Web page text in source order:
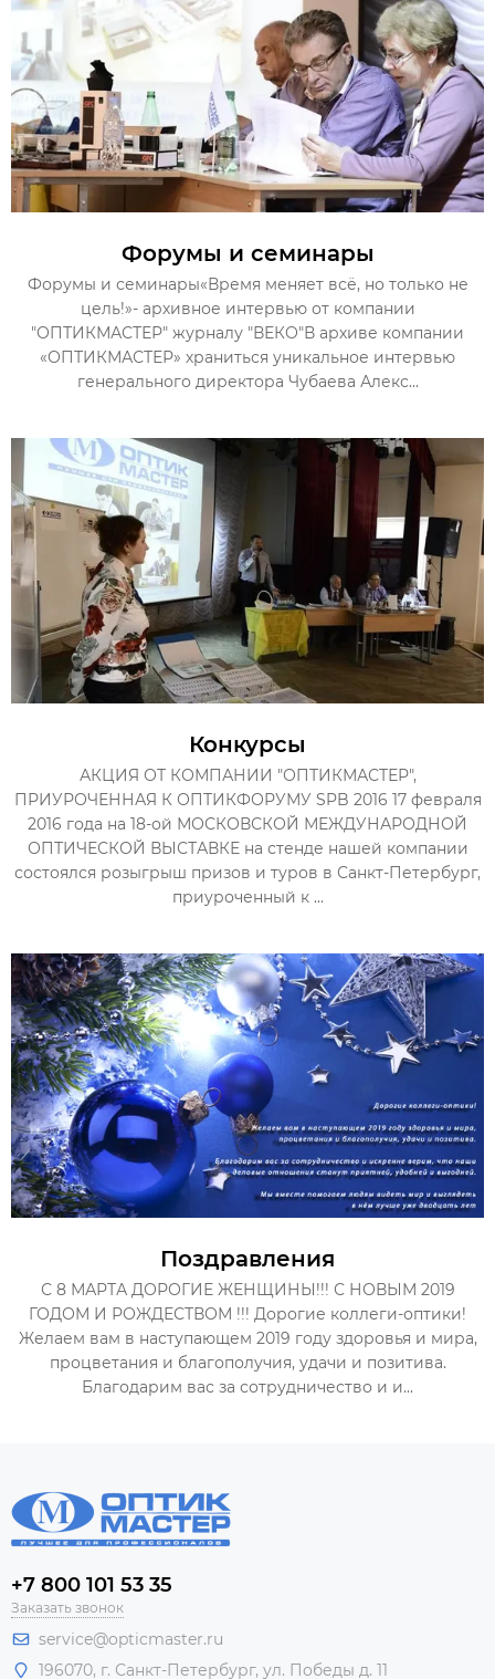
Форумы и семинары
Форумы и семинары«Время меняет всё, но только не
цель!»- архивное интервью от компании
"ОПТИКМАСТЕР" журналу "ВЕКО"В архиве компании
«ОПТИКМАСТЕР» храниться уникальное интервью
генерального директора Чубаева Алекс...
Конкурсы
АКЦИЯ ОТ КОМПАНИИ "ОПТИКМАСТЕР",
ПРИУРОЧЕННАЯ К ОПТИКФОРУМУ SPB 2016 17 февраля
2016 года на 18-ой МОСКОВСКОЙ МЕЖДУНАРОДНОЙ
ОПТИЧЕСКОЙ ВЫСТАВКЕ на стенде нашей компании
состоялся розыгрыш призов и туров в Санкт-Петербург,
приуроченный к ...
Поздравления
С 8 МАРТА ДОРОГИЕ ЖЕНЩИНЫ!!! С НОВЫМ 2019
ГОДОМ И РОЖДЕСТВОМ !!! Дорогие коллеги-оптики!
Желаем вам в наступающем 2019 году здоровья и мира,
процветания и благополучия, удачи и позитива.
Благодарим вас за сотрудничество и и...
+7 800 101 53 35
Заказать звонок
service@opticmaster.ru
196070, г. Санкт-Петербург, ул. Победы д. 11